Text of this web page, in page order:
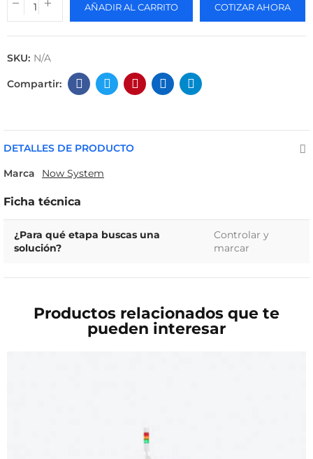
AÑADIR AL CARRITO COTIZAR AHORA
SKU: N/A
DETALLES DE PRODUCTO
Marca
Now System
Ficha técnica
¿Para qué etapa buscas una
solución?
Controlar y
marcar
Productos relacionados que te
pueden interesar